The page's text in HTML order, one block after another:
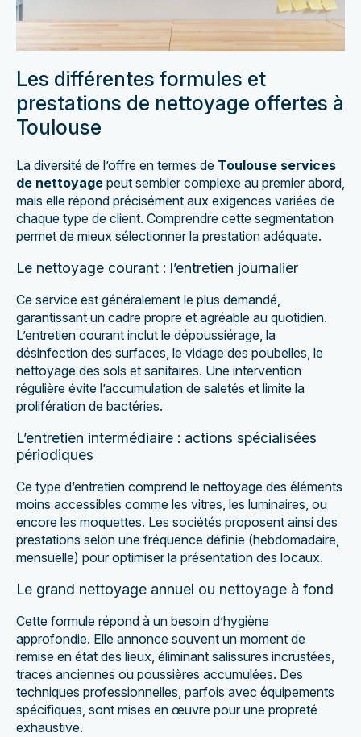
Les différentes formules et
prestations de nettoyage offertes à
Toulouse
La diversité de l’offre en termes de Toulouse services
de nettoyage peut sembler complexe au premier abord,
mais elle répond précisément aux exigences variées de
chaque type de client. Comprendre cette segmentation
permet de mieux sélectionner la prestation adéquate.
Le nettoyage courant : l’entretien journalier
Ce service est généralement le plus demandé,
garantissant un cadre propre et agréable au quotidien.
L’entretien courant inclut le dépoussiérage, la
désinfection des surfaces, le vidage des poubelles, le
nettoyage des sols et sanitaires. Une intervention
régulière évite l’accumulation de saletés et limite la
prolifération de bactéries.
L’entretien intermédiaire : actions spécialisées
périodiques
Ce type d’entretien comprend le nettoyage des éléments
moins accessibles comme les vitres, les luminaires, ou
encore les moquettes. Les sociétés proposent ainsi des
prestations selon une fréquence définie (hebdomadaire,
mensuelle) pour optimiser la présentation des locaux.
Le grand nettoyage annuel ou nettoyage à fond
Cette formule répond à un besoin d’hygiène
approfondie. Elle annonce souvent un moment de
remise en état des lieux, éliminant salissures incrustées,
traces anciennes ou poussières accumulées. Des
techniques professionnelles, parfois avec équipements
spécifiques, sont mises en œuvre pour une propreté
exhaustive.